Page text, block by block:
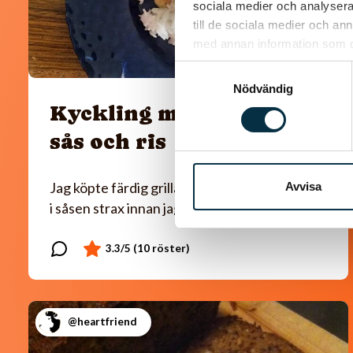
sociala medier och
till de sociala medier och
med annan information som
Samtyckesval
Nödvändig
Avvisa
Kyckling med paprika
sås och ris
Jag köpte färdig grillad kyckling som jag la ner
i såsen strax innan jag serverade.
@heartfriend